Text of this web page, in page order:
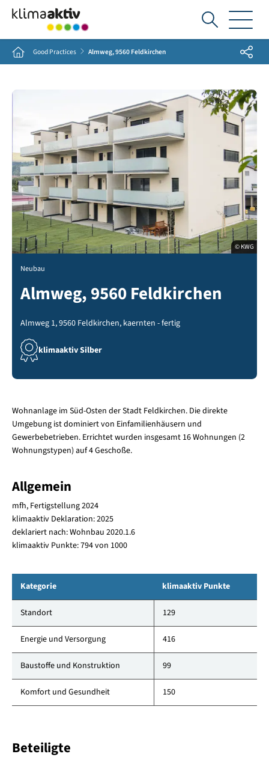
Ich
suche...
Home Good Practices Almweg, 9560 Feldkirchen Share
© KWG
Neubau
Almweg, 9560 Feldkirchen
Almweg 1, 9560 Feldkirchen, kaernten - fertig
klimaaktiv Silber
Wohnanlage im Süd-Osten der Stadt Feldkirchen. Die direkte
Umgebung ist dominiert von Einfamilienhäusern und
Gewerbebetrieben. Errichtet wurden insgesamt 16 Wohnungen (2
Wohnungstypen) auf 4 Geschoße.
Allgemein
mfh, Fertigstellung 2024
klimaaktiv Deklaration: 2025
deklariert nach: Wohnbau 2020.1.6
klimaaktiv Punkte: 794 von 1000
Kategorie klimaaktiv Punkte
Standort 129
Energie und Versorgung 416
Baustoffe und Konstruktion 99
Komfort und Gesundheit 150
Beteiligte